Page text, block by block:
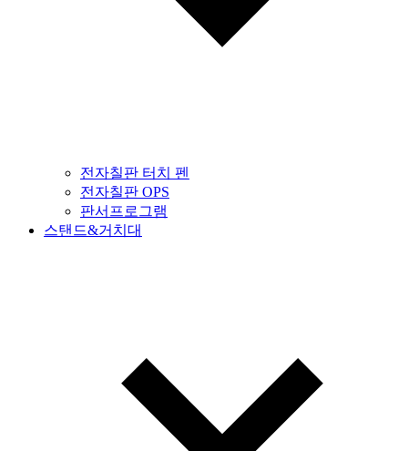
전자칠판 터치 펜
전자칠판 OPS
판서프로그램
스탠드&거치대